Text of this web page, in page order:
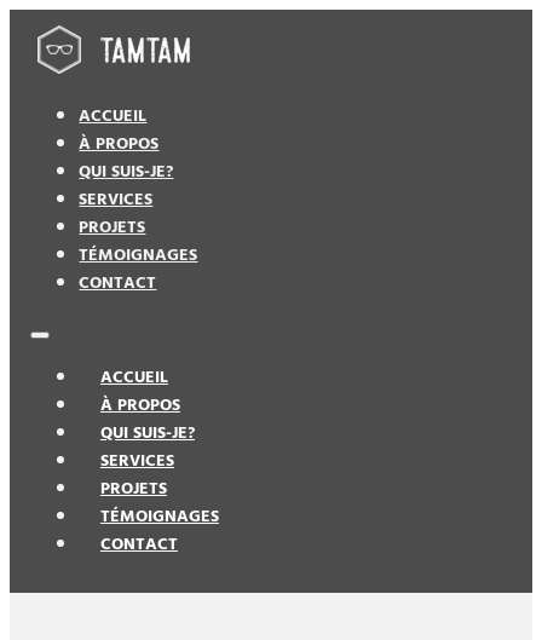
ACCUEIL
À PROPOS
QUI SUIS-JE?
SERVICES
PROJETS
TÉMOIGNAGES
CONTACT
ACCUEIL
À PROPOS
QUI SUIS-JE?
SERVICES
PROJETS
TÉMOIGNAGES
CONTACT